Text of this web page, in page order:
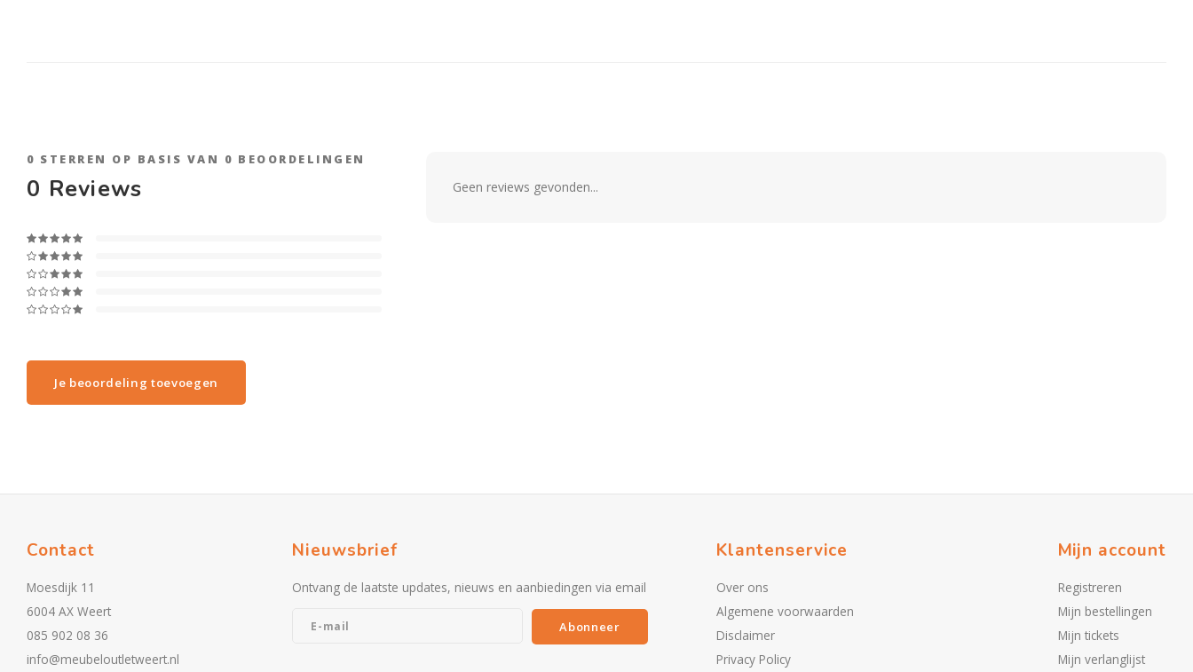
0 STERREN OP BASIS VAN 0 BEOORDELINGEN
0 Reviews
Je beoordeling toevoegen
Geen reviews gevonden...
Contact
Moesdijk 11
6004 AX Weert
085 902 08 36
info@meubeloutletweert.nl
Nieuwsbrief
Ontvang de laatste updates, nieuws en aanbiedingen via email
Abonneer
Klantenservice
Over ons
Algemene voorwaarden
Disclaimer
Privacy Policy
Mijn account
Registreren
Mijn bestellingen
Mijn tickets
Mijn verlanglijst